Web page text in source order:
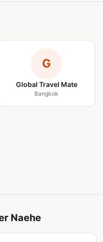
G
Global Travel Mate
Bangkok
Naehe